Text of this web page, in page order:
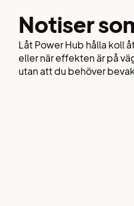
Notiser
Låt Power Hub hålla koll
eller när effekten är på
utan att du behöver